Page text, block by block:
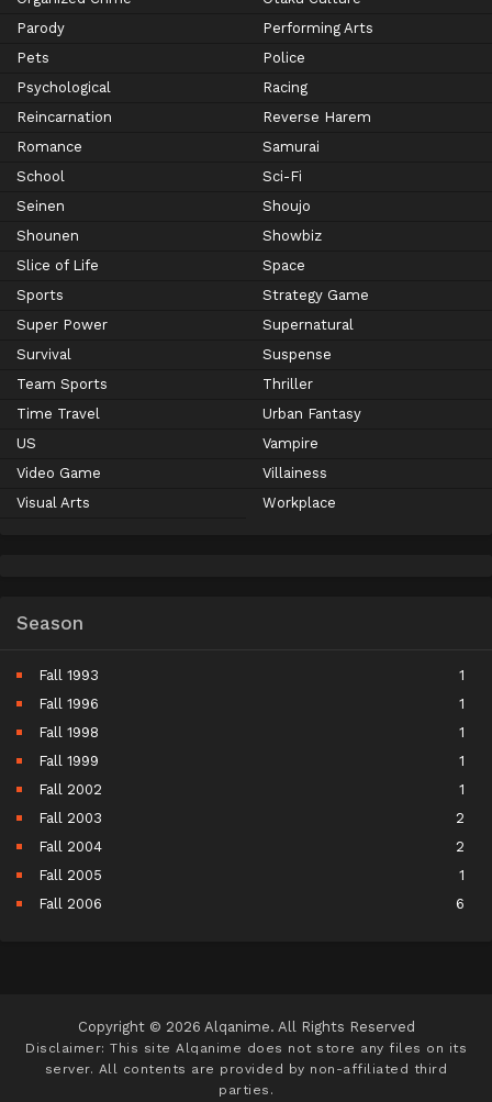
Parody
Performing Arts
Pets
Police
Psychological
Racing
Reincarnation
Reverse Harem
Romance
Samurai
School
Sci-Fi
Seinen
Shoujo
Shounen
Showbiz
Slice of Life
Space
Sports
Strategy Game
Super Power
Supernatural
Survival
Suspense
Team Sports
Thriller
Time Travel
Urban Fantasy
US
Vampire
Video Game
Villainess
Visual Arts
Workplace
Season
Fall 1993
1
Fall 1996
1
Fall 1998
1
Fall 1999
1
Fall 2002
1
Fall 2003
2
Fall 2004
2
Fall 2005
1
Fall 2006
6
Fall 2011
15
Fall 2012
Copyright © 2026 Alqanime. All Rights Reserved
Disclaimer: This site Alqanime does not store any files on its
server. All contents are provided by non-affiliated third
parties.